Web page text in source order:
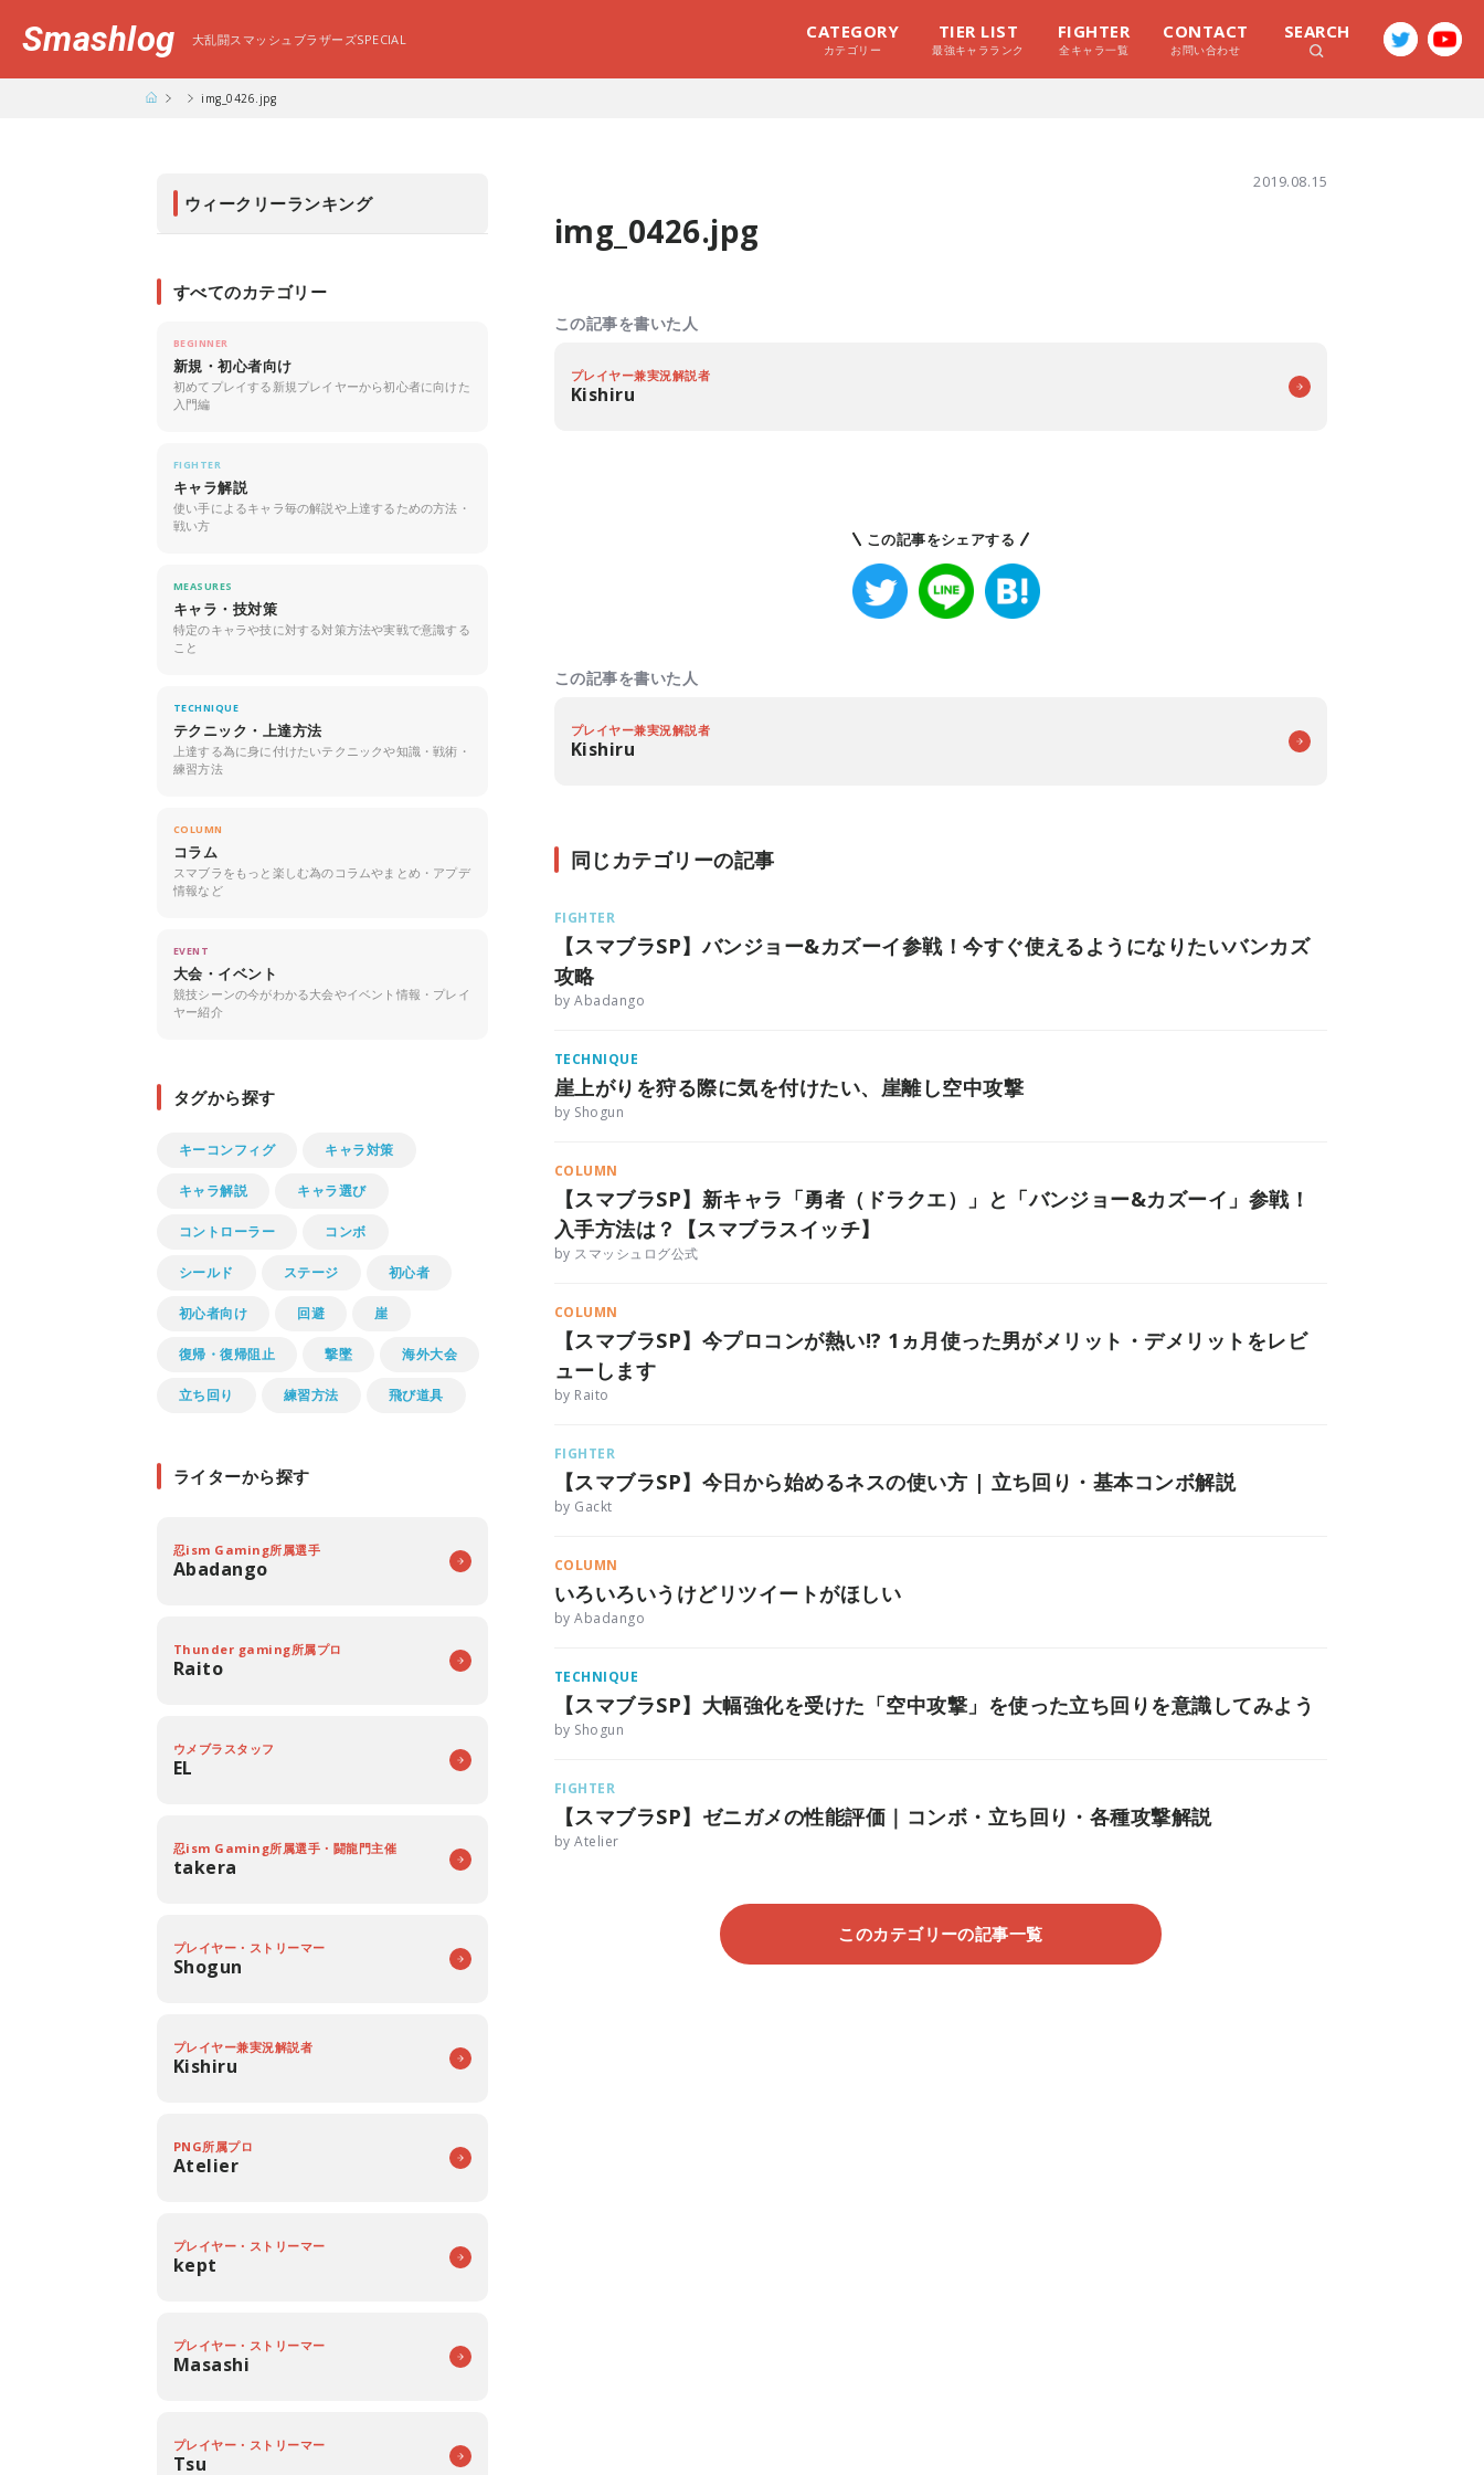
Smashlog 大乱闘スマッシュブラザーズSPECIAL CATEGORY
カテゴリー
TIER LIST
最強キャラランク
FIGHTER
全キャラ一覧
CONTACT
お問い合わせ
SEARCH
img_0426.jpg
2019.08.15
img_0426.jpg
この記事を書いた人
プレイヤー兼実況解説者
Kishiru
この記事をシェアする
この記事を書いた人
プレイヤー兼実況解説者
Kishiru
同じカテゴリーの記事
FIGHTER
【スマブラSP】バンジョー&カズーイ参戦！今すぐ使えるようになりたいバンカズ
攻略
by Abadango
TECHNIQUE
崖上がりを狩る際に気を付けたい、崖離し空中攻撃
by Shogun
COLUMN
【スマブラSP】新キャラ「勇者（ドラクエ）」と「バンジョー&カズーイ」参戦！
入手方法は？【スマブラスイッチ】
by スマッシュログ公式
COLUMN
【スマブラSP】今プロコンが熱い!? 1ヵ月使った男がメリット・デメリットをレビ
ューします
by Raito
FIGHTER
【スマブラSP】今日から始めるネスの使い方 | 立ち回り・基本コンボ解説
by Gackt
COLUMN
いろいろいうけどリツイートがほしい
by Abadango
TECHNIQUE
【スマブラSP】大幅強化を受けた「空中攻撃」を使った立ち回りを意識してみよう
by Shogun
FIGHTER
【スマブラSP】ゼニガメの性能評価｜コンボ・立ち回り・各種攻撃解説
by Atelier
このカテゴリーの記事一覧
ウィークリーランキング
すべてのカテゴリー
BEGINNER
新規・初心者向け
初めてプレイする新規プレイヤーから初心者に向けた
入門編
FIGHTER
キャラ解説
使い手によるキャラ毎の解説や上達するための方法・
戦い方
MEASURES
キャラ・技対策
特定のキャラや技に対する対策方法や実戦で意識する
こと
TECHNIQUE
テクニック・上達方法
上達する為に身に付けたいテクニックや知識・戦術・
練習方法
COLUMN
コラム
スマブラをもっと楽しむ為のコラムやまとめ・アプデ
情報など
EVENT
大会・イベント
競技シーンの今がわかる大会やイベント情報・プレイ
ヤー紹介
タグから探す
キーコンフィグ キャラ対策
キャラ解説 キャラ選び
コントローラー コンボ
シールド ステージ 初心者
初心者向け 回避 崖
復帰・復帰阻止 撃墜 海外大会
立ち回り 練習方法 飛び道具
ライターから探す
忍ism Gaming所属選手
Abadango
Thunder gaming所属プロ
Raito
ウメブラスタッフ
EL
忍ism Gaming所属選手・闘龍門主催
takera
プレイヤー・ストリーマー
Shogun
プレイヤー兼実況解説者
Kishiru
PNG所属プロ
Atelier
プレイヤー・ストリーマー
kept
プレイヤー・ストリーマー
Masashi
プレイヤー・ストリーマー
Tsu